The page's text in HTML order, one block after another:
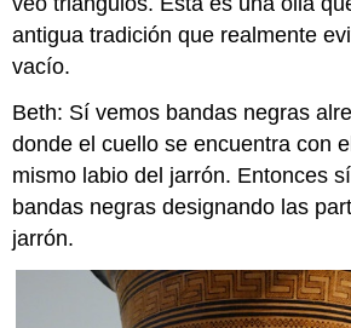
los
vasos
de
video
Pequeña
línea
Grecia
arcaica
antigua tradición que realmente
vacío.
Beth: Sí vemos bandas negras
donde el cuello se encuentra con
mismo labio del jarrón. Entonces
bandas negras designando las
jarrón.